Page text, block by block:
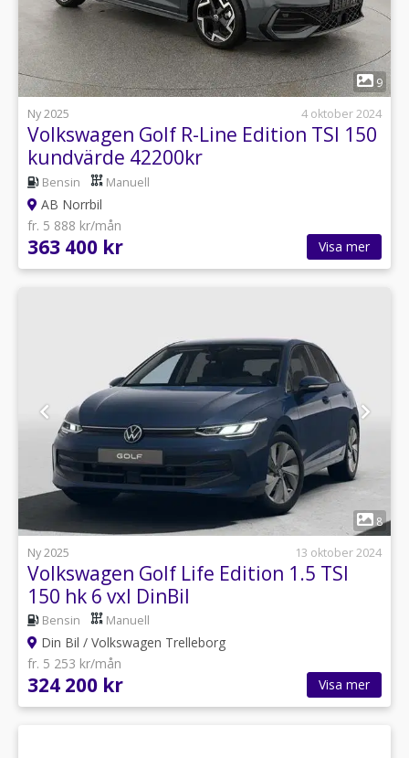
1
9
Ny 2025
4 oktober 2024
Volkswagen Golf R-Line Edition TSI 150
kundvärde 42200kr
Bensin Manuell
AB Norrbil
fr. 5 888 kr/mån
363 400 kr Visa mer
8
Ny 2025
13 oktober 2024
Volkswagen Golf Life Edition 1.5 TSI
150 hk 6 vxl DinBil
Bensin Manuell
Din Bil / Volkswagen Trelleborg
fr. 5 253 kr/mån
324 200 kr Visa mer